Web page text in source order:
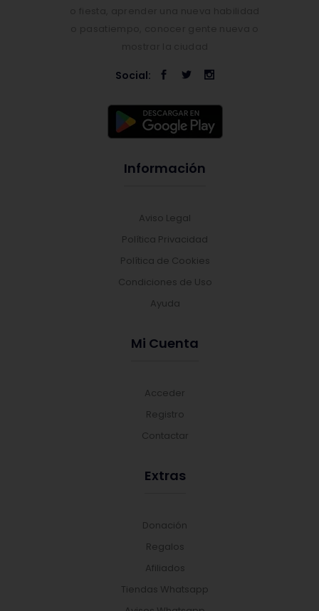
Social:
Información
Aviso Legal
Política Privacidad
Política de Cookies
Condiciones de Uso
Ayuda
Mi Cuenta
Acceder
Registro
Contactar
Extras
Donación
Regalos
Afiliados
Tiendas Whatsapp